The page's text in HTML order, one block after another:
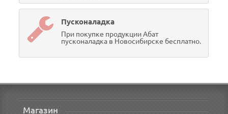
Пусконаладка
При покупке продукции Абат
пусконаладка в Новосибирске бесплатно.
Магазин